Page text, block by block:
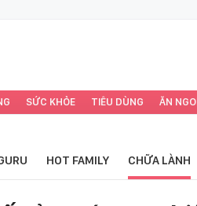
SỨC KHỎE TIÊU DÙNG ĂN
HOT FAMILY CHỮA LÀNH